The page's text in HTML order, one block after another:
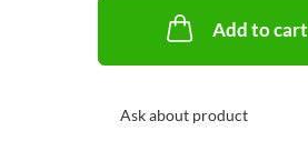
Add to cart
Ask about product